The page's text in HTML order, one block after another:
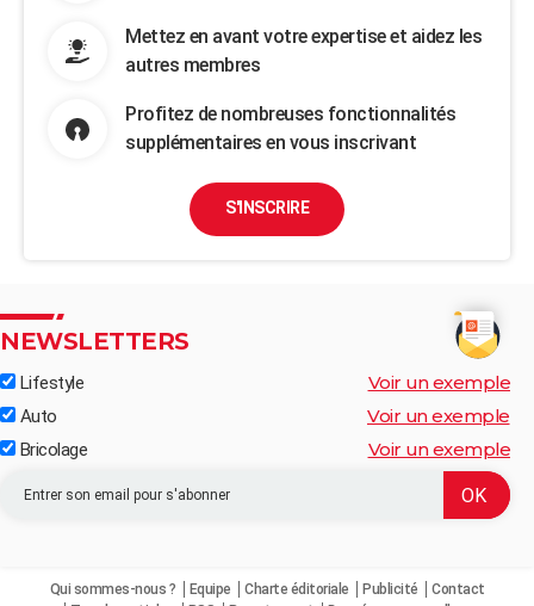
Mettez en avant votre expertise et aidez les
autres membres
Profitez de nombreuses fonctionnalités
supplémentaires en vous inscrivant
S'INSCRIRE
NEWSLETTERS
Lifestyle Voir un exemple
Auto Voir un exemple
Bricolage Voir un exemple
Qui sommes-nous ? Equipe Charte éditoriale Publicité
Contact